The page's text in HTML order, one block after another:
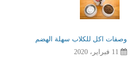
وصفات اكل للكلاب سهلة الهضم
11 فبراير، 2020